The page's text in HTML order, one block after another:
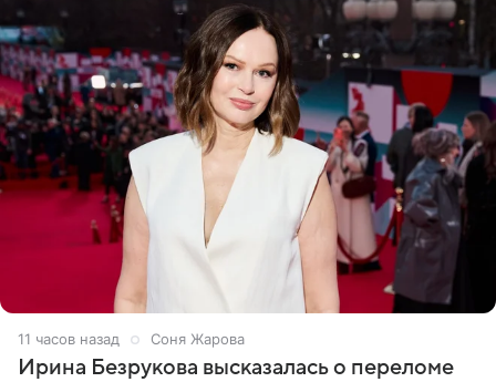
11 часов назад Соня Жарова
Ирина Безрукова высказалась о переломе